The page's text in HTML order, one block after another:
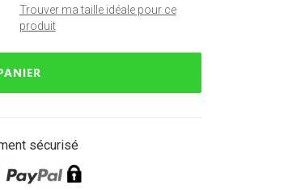
Trouver ma taille idéale pour ce
produit
sécurisé